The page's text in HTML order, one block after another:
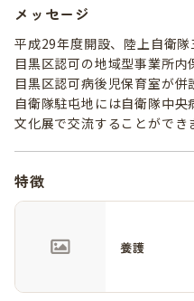
メッセージ
平成29年度開設、陸上自衛
目黒区認可の地域型事業所内
目黒区認可病後児保育室が併
自衛隊駐屯地には自衛隊中
文化展で交流することができ
特徴
養護